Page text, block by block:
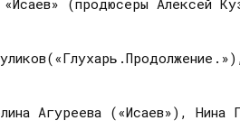
(продюсеры Алексей
Агуреева («Исаев»), Нина